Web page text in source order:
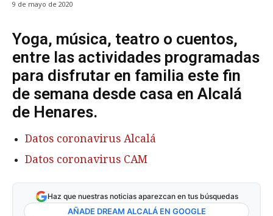
9 de mayo de 2020
Yoga, música, teatro o cuentos,
entre las actividades programadas
para disfrutar en familia este fin
de semana desde casa en Alcalá
de Henares.
Datos coronavirus Alcalá
Datos coronavirus CAM
Haz que nuestras noticias aparezcan en tus búsquedas
AÑADE DREAM ALCALÁ EN GOOGLE